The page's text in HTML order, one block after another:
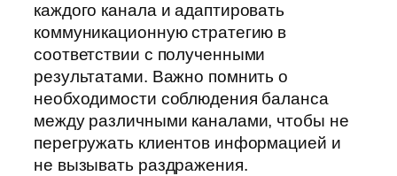
каждого канала и адаптировать
коммуникационную стратегию в
соответствии с полученными
результатами. Важно помнить о
необходимости соблюдения баланса
между различными каналами, чтобы не
перегружать клиентов информацией и
не вызывать раздражения.